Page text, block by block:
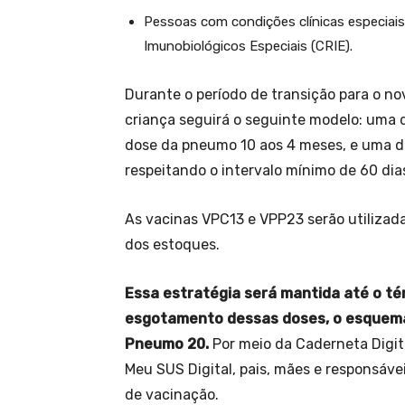
Pessoas com condições clínicas
Imunobiológicos Especiais (CRIE).
Durante o período de transição para o
criança seguirá o seguinte modelo: uma
dose da pneumo 10 aos 4 meses, e uma
respeitando o intervalo mínimo de 60
As vacinas VPC13 e VPP23 serão
dos estoques.
Essa estratégia será mantida até o
esgotamento dessas doses, o
Pneumo 20. Por meio da Caderneta
Meu SUS Digital, pais, mães e
de vacinação.